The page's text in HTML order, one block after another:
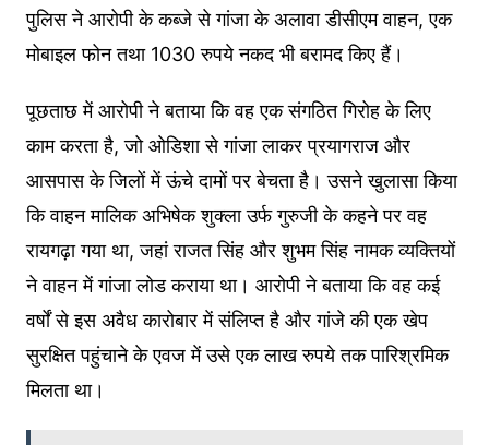
पुलिस ने आरोपी के कब्जे से गांजा के अलावा डीसीएम वाहन, एक
मोबाइल फोन तथा 1030 रुपये नकद भी बरामद किए हैं।
पूछताछ में आरोपी ने बताया कि वह एक संगठित गिरोह के लिए
काम करता है, जो ओडिशा से गांजा लाकर प्रयागराज और
आसपास के जिलों में ऊंचे दामों पर बेचता है। उसने खुलासा किया
कि वाहन मालिक अभिषेक शुक्ला उर्फ गुरुजी के कहने पर वह
रायगढ़ा गया था, जहां राजत सिंह और शुभम सिंह नामक व्यक्तियों
ने वाहन में गांजा लोड कराया था। आरोपी ने बताया कि वह कई
वर्षों से इस अवैध कारोबार में संलिप्त है और गांजे की एक खेप
सुरक्षित पहुंचाने के एवज में उसे एक लाख रुपये तक पारिश्रमिक
मिलता था।